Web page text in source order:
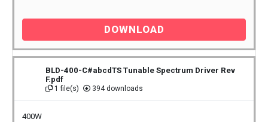
DOWNLOAD
BLD-400-C#abcdTS Tunable Spectrum Driver Rev
F.pdf
1 file(s) 394 downloads
400W